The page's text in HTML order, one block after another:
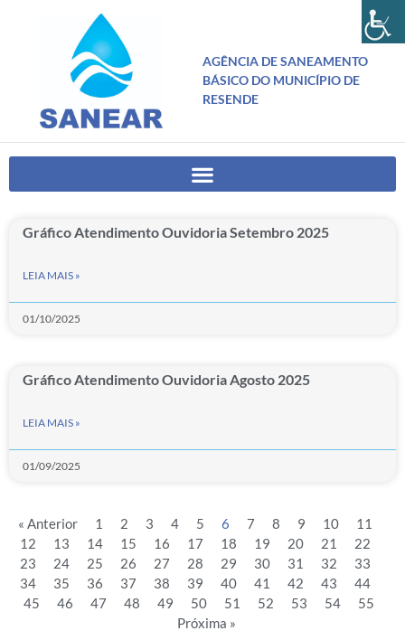
AGÊNCIA DE SANEAMENTO
BÁSICO DO MUNICÍPIO DE
RESENDE
Gráfico Atendimento Ouvidoria Setembro 2025
LEIA MAIS »
01/10/2025
Gráfico Atendimento Ouvidoria Agosto 2025
LEIA MAIS »
01/09/2025
« Anterior 1 2 3 4 5 6 7 8 9 10
11
12
13 14 15 16 17 18 19 20 21
22
23
24 25 26 27 28 29 30 31 32
33
34
35 36 37 38 39 40 41 42 43
44
45
46 47 48 49 50 51 52 53 54
55
Próxima »